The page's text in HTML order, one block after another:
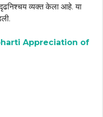
दृढनिश्चय व्यक्त केला आहे. या
Appreciation of